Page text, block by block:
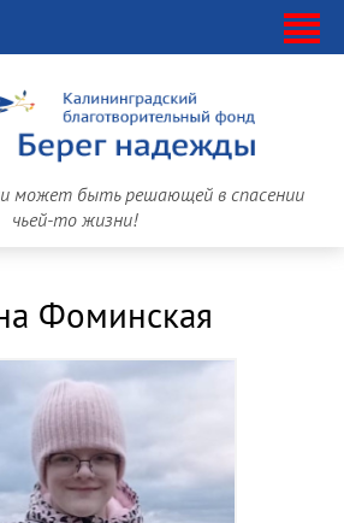
может быть решающей в спасении
чьей-то жизни!
Фоминская